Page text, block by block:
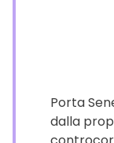
Porta
dalla